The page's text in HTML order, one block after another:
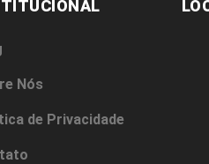
Nós
de Privacidade